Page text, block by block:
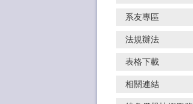
系友專區
法規辦法
表格下載
相關連結